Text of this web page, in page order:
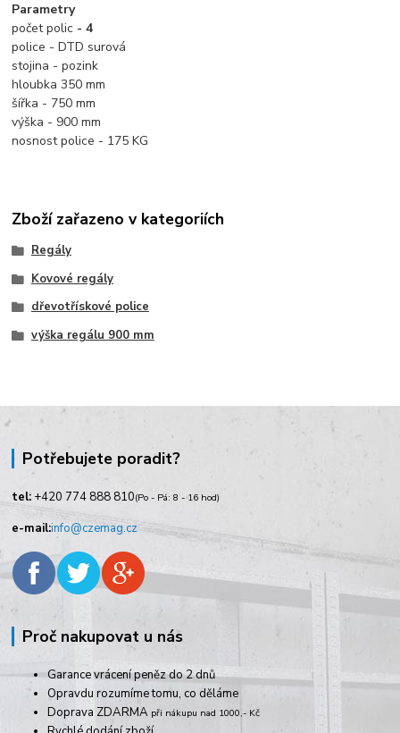
Parametry
počet polic - 4
police - DTD surová
stojina - pozink
hloubka 350 mm
šířka - 750 mm
výška - 900 mm
nosnost police - 175 KG
Zboží zařazeno v kategoriích
Regály
Kovové regály
dřevotřískové police
výška regálu 900 mm
Potřebujete poradit?
tel: +420 774 888 810(Po - Pá: 8 - 16 hod)
e-mail:info@czemag.cz
Proč nakupovat u nás
Garance vrácení peněz do 2 dnů
Opravdu rozumíme tomu, co děláme
Doprava ZDARMA při nákupu nad 1000,- Kč